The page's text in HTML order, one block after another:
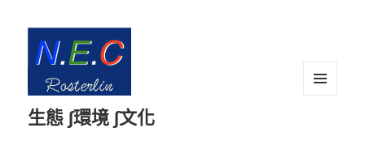
生態 ∫環境 ∫文化